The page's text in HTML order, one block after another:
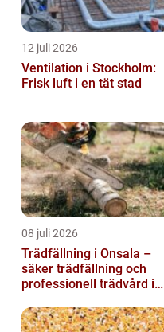
12 juli 2026
Ventilation i Stockholm:
Frisk luft i en tät stad
08 juli 2026
Trädfällning i Onsala –
säker trädfällning och
professionell trädvård i